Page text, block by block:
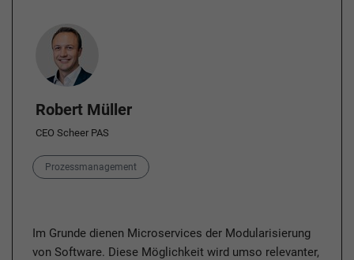
Author
Robert Müller
CEO Scheer PAS
Category
Prozessmanagement
Im Grunde dienen Microservices der Modularisierung
von Software. Diese Möglichkeit wird umso relevanter,